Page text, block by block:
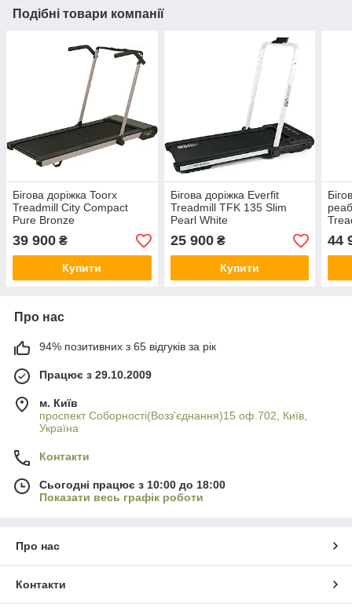
Подібні товари компанії
Бігова доріжка Toorx
Treadmill City Compact
Pure Bronze
39 900 ₴
Купити
Бігова доріжка Everfit
Treadmill TFK 135 Slim
Pearl White
25 900₴
Купити
44
Про нас
94% позитивних з 65 відгуків за рік
Працює з 29.10.2009
м. Київ
проспект Соборності(Возз'єднання)15 оф.702, Київ,
Україна
Контакти
Сьогодні працює з 10:00 до 18:00
Показати весь графік роботи
Про нас
Контакти